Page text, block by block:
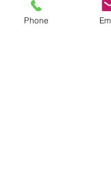
Phone